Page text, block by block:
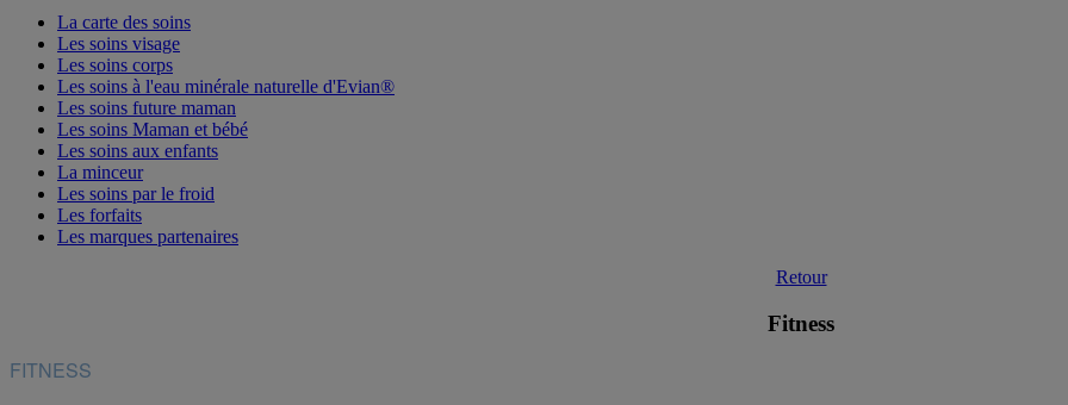
La carte des soins
Les soins visage
Les soins corps
Les soins à l'eau minérale naturelle d'Evian®
Les soins future maman
Les soins Maman et bébé
Les soins aux enfants
La minceur
Les soins par le froid
Les forfaits
Les marques partenaires
Retour
Fitness
FITNESS